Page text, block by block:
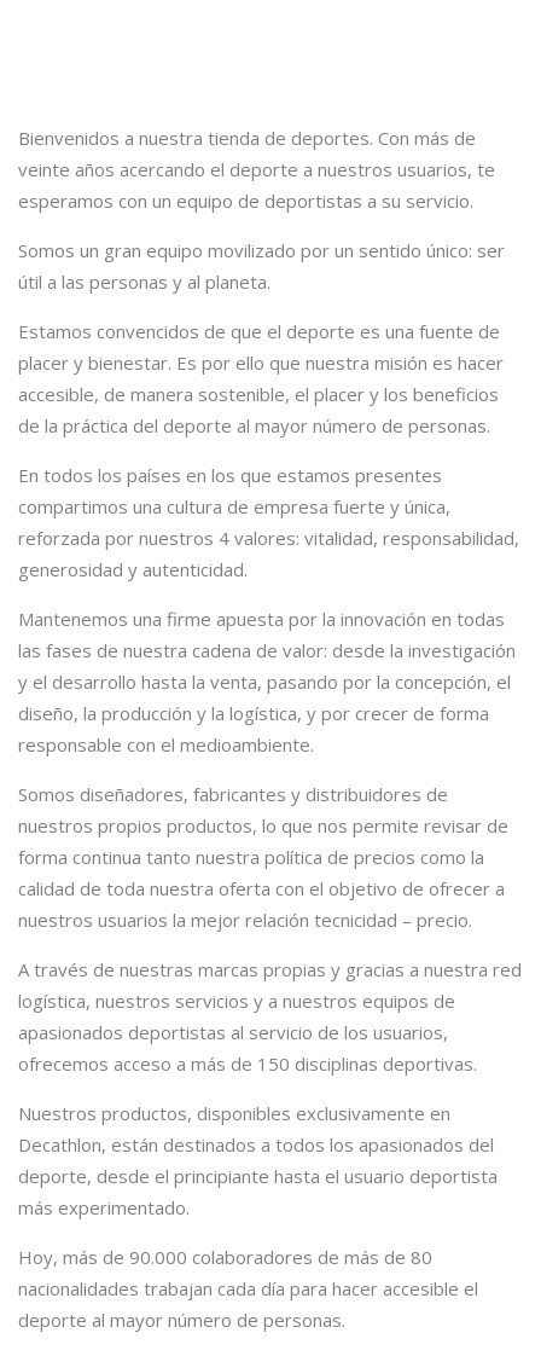
Bienvenidos a nuestra tienda de deportes. Con más de
veinte años acercando el deporte a nuestros usuarios, te
esperamos con un equipo de deportistas a su servicio.
Somos un gran equipo movilizado por un sentido único: ser
útil a las personas y al planeta.
Estamos convencidos de que el deporte es una fuente de
placer y bienestar. Es por ello que nuestra misión es hacer
accesible, de manera sostenible, el placer y los beneficios
de la práctica del deporte al mayor número de personas.
En todos los países en los que estamos presentes
compartimos una cultura de empresa fuerte y única,
reforzada por nuestros 4 valores: vitalidad, responsabilidad,
generosidad y autenticidad.
Mantenemos una firme apuesta por la innovación en todas
las fases de nuestra cadena de valor: desde la investigación
y el desarrollo hasta la venta, pasando por la concepción, el
diseño, la producción y la logística, y por crecer de forma
responsable con el medioambiente.
Somos diseñadores, fabricantes y distribuidores de
nuestros propios productos, lo que nos permite revisar de
forma continua tanto nuestra política de precios como la
calidad de toda nuestra oferta con el objetivo de ofrecer a
nuestros usuarios la mejor relación tecnicidad – precio.
A través de nuestras marcas propias y gracias a nuestra red
logística, nuestros servicios y a nuestros equipos de
apasionados deportistas al servicio de los usuarios,
ofrecemos acceso a más de 150 disciplinas deportivas.
Nuestros productos, disponibles exclusivamente en
Decathlon, están destinados a todos los apasionados del
deporte, desde el principiante hasta el usuario deportista
más experimentado.
Hoy, más de 90.000 colaboradores de más de 80
nacionalidades trabajan cada día para hacer accesible el
deporte al mayor número de personas.